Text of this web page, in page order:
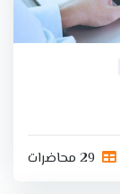
29 محاضرات